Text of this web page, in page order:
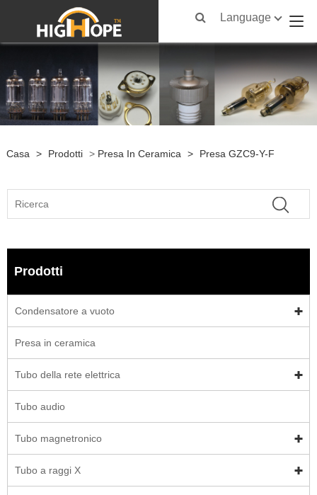
Language
Casa > Prodotti > Presa In Ceramica > Presa GZC9-Y-F
Prodotti
Condensatore a vuoto
Presa in ceramica
Tubo della rete elettrica
Tubo audio
Tubo magnetronico
Tubo a raggi X